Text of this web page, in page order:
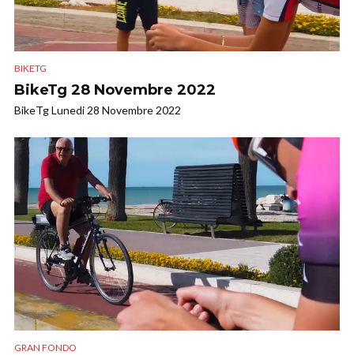
BIKETG
BikeTg 28 Novembre 2022
BikeTg Lunedi 28 Novembre 2022
GRAN FONDO